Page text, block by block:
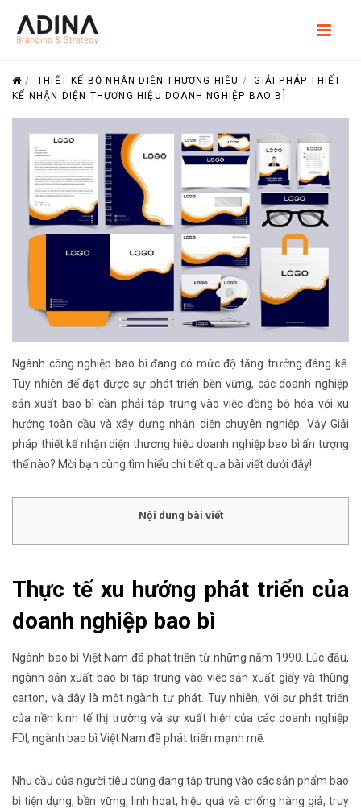
/THIẾT KẾ BỘ NHẬN DIỆN THƯƠNG HIỆU /GIẢI PHÁP THIẾT
KẾ NHẬN DIỆN THƯƠNG HIỆU DOANH NGHIỆP BAO BÌ
Ngành công nghiệp bao bì đang có mức độ tăng trưởng đáng kể.
Tuy nhiên để đạt được sự phát triển bền vững, các doanh nghiệp
sản xuất bao bì cần phải tập trung vào việc đồng bộ hóa với xu
hướng toàn cầu và xây dựng nhận diện chuyên nghiệp. Vậy Giải
pháp thiết kế nhận diện thương hiệu doanh nghiệp bao bì ấn tượng
thế nào? Mời bạn cùng tìm hiểu chi tiết qua bài viết dưới đây!
Nội dung bài viết
Thực tế xu hướng phát triển của
doanh nghiệp bao bì
Ngành bao bì Việt Nam đã phát triển từ những năm 1990. Lúc đầu,
ngành sản xuất bao bì tập trung vào việc sản xuất giấy và thùng
carton, và đây là một ngành tự phát. Tuy nhiên, với sự phát triển
của nền kinh tế thị trường và sự xuất hiện của các doanh nghiệp
FDI, ngành bao bì Việt Nam đã phát triển mạnh mẽ.
Nhu cầu của người tiêu dùng đang tập trung vào các sản phẩm bao
bì tiện dụng, bền vững, linh hoạt, hiệu quả và chống hàng giả, truy